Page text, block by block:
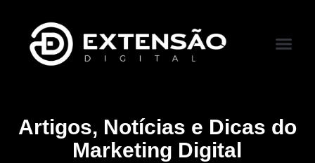
Artigos, Notícias e Dicas do
Marketing Digital